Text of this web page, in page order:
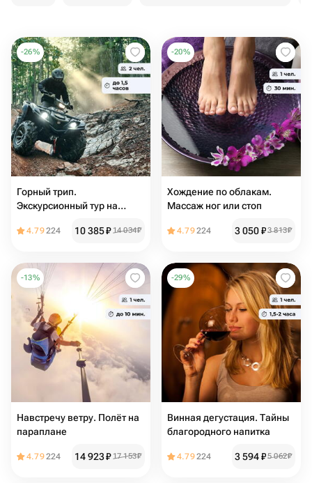
-26%
Горный трип.
Экскурсионный тур на
4.79224 10 385₽ 14 034₽
-20%
Хождение по облакам.
Массаж ног или стоп
4.79224 3 050₽3 813₽
-13%
Навстречу ветру. Полёт на
параплане
4.79224 14 923₽ 17 153₽
-29%
Винная дегустация. Тайны
благородного напитка
4.79224 3 594₽5 062₽